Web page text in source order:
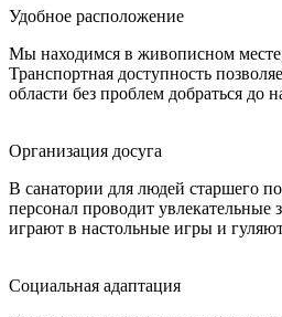
Удобное расположение
Мы находимся в живописном
Транспортная доступность
области без проблем добраться до
Организация досуга
В санатории для людей старшего
персонал проводит
играют в настольные игры и
Социальная адаптация